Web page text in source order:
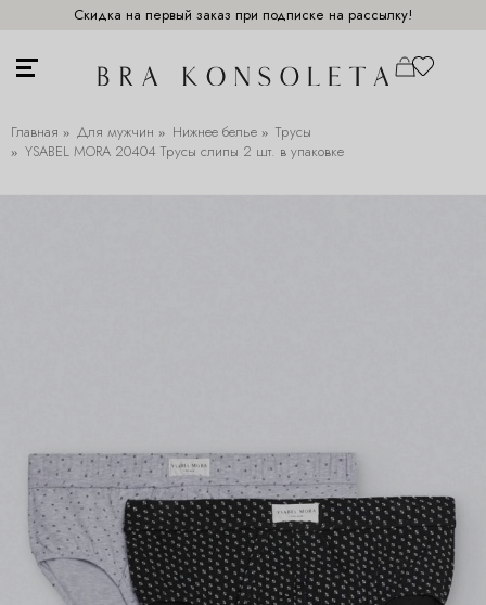
Скидка на первый заказ при подписке на рассылку!
Главная Для мужчин Нижнее белье
Трусы
YSABEL MORA 20404 Трусы слипы 2 шт. в упаковке